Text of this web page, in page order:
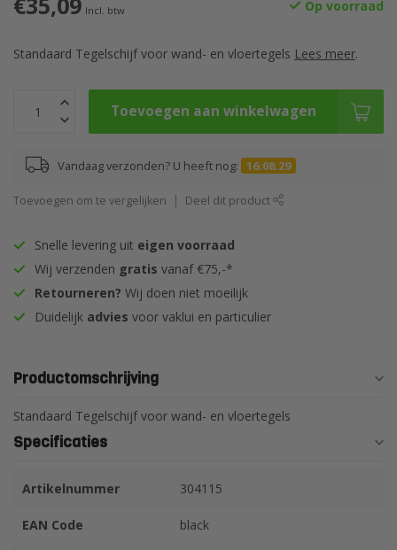
Incl. btw Op voorraad
Standaard Tegelschijf voor wand- en vloertegels Lees meer.
Toevoegen aan winkelwagen
Vandaag verzonden? U heeft nog: 16:08:28
Toevoegen om te vergelijken Deel dit product
Snelle levering uit eigen voorraad
Wij verzenden gratis vanaf €75,-*
Retourneren? Wij doen niet moeilijk
Duidelijk advies voor vaklui en particulier
Productomschrijving
Standaard Tegelschijf voor wand- en vloertegels
Specificaties
Artikelnummer 304115
EAN Code black